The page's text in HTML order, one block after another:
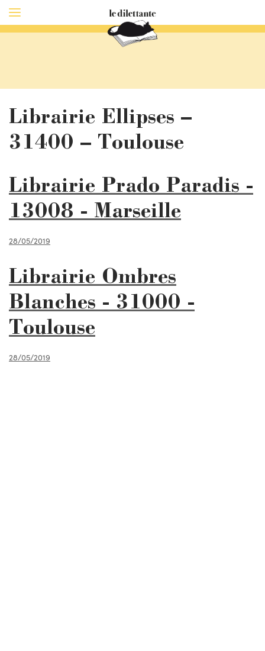
Librairie Ellipses –
31400 – Toulouse
Librairie Prado Paradis -
13008 - Marseille
28/05/2019
Librairie Ombres
Blanches - 31000 -
Toulouse
28/05/2019